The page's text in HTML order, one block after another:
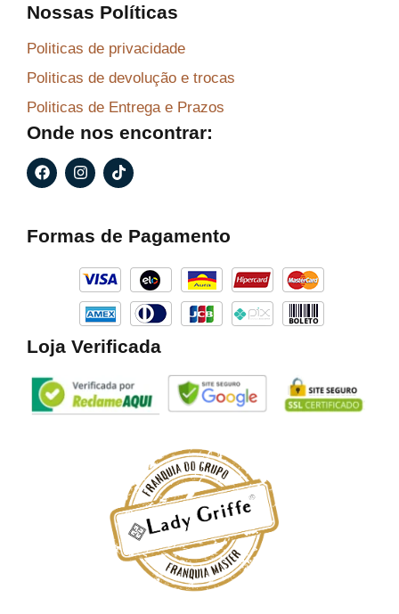
Nossas Políticas
Politicas de privacidade
Politicas de devolução e trocas
Politicas de Entrega e Prazos
Onde nos encontrar:
F
a
c
o
I
n
s
g
a
m
T
i
k
k
Formas de Pagamento
Loja Verificada